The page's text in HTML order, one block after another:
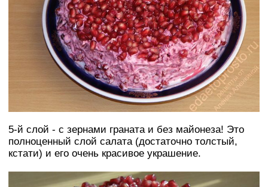
5-й слой - с зернами граната и без майонеза! Это
полноценный слой салата (достаточно толстый,
кстати) и его очень красивое украшение.